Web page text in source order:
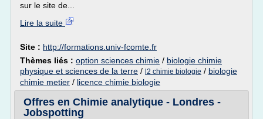
sur le site de...
Lire la suite
Site : http://formations.univ-fcomte.fr
Thèmes liés : option sciences chimie / biologie chimie
physique et sciences de la terre / l2 chimie biologie / biologie
chimie metier / licence chimie biologie
Offres en Chimie analytique - Londres -
Jobspotting